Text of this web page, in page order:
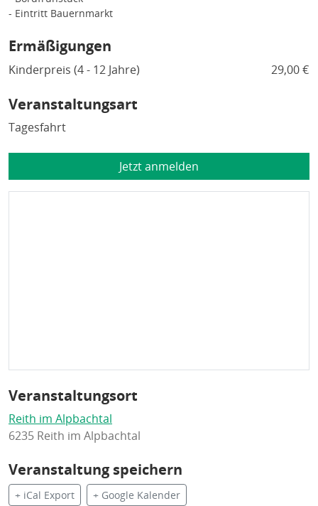
- Eintritt Bauernmarkt
Ermäßigungen
Kinderpreis (4 - 12 Jahre) 29,00 €
Veranstaltungsart
Tagesfahrt
Jetzt anmelden
Veranstaltungsort
Reith im Alpbachtal
6235 Reith im Alpbachtal
Veranstaltung speichern
+ iCal Export + Google Kalender